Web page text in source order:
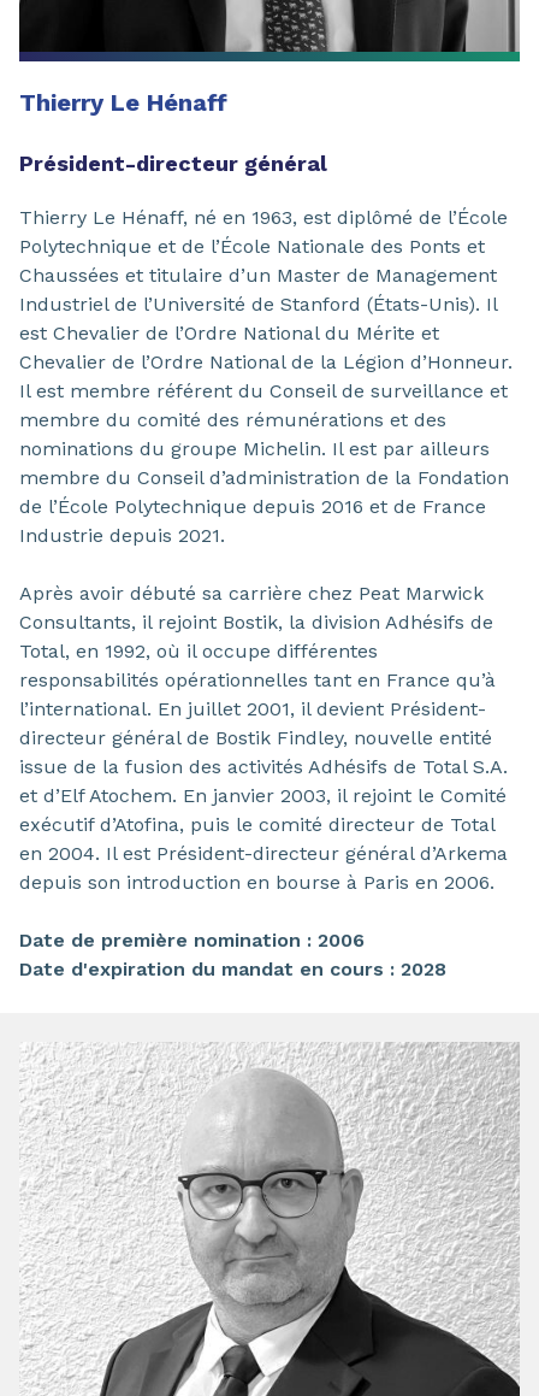
Thierry Le Hénaff
Président-directeur général
Thierry Le Hénaff, né en 1963, est diplômé de l’École
Polytechnique et de l’École Nationale des Ponts et
Chaussées et titulaire d’un Master de Management
Industriel de l’Université de Stanford (États-Unis). Il
est Chevalier de l’Ordre National du Mérite et
Chevalier de l’Ordre National de la Légion d’Honneur.
Il est membre référent du Conseil de surveillance et
membre du comité des rémunérations et des
nominations du groupe Michelin. Il est par ailleurs
membre du Conseil d’administration de la Fondation
de l’École Polytechnique depuis 2016 et de France
Industrie depuis 2021.
Après avoir débuté sa carrière chez Peat Marwick
Consultants, il rejoint Bostik, la division Adhésifs de
Total, en 1992, où il occupe différentes
responsabilités opérationnelles tant en France qu’à
l’international. En juillet 2001, il devient Président-
directeur général de Bostik Findley, nouvelle entité
issue de la fusion des activités Adhésifs de Total S.A.
et d’Elf Atochem. En janvier 2003, il rejoint le Comité
exécutif d’Atofina, puis le comité directeur de Total
en 2004. Il est Président-directeur général d’Arkema
depuis son introduction en bourse à Paris en 2006.
Date de première nomination : 2006
Date d'expiration du mandat en cours : 2028